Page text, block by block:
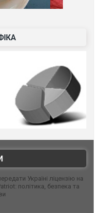
Україні ліцензію на
політика, безпека та